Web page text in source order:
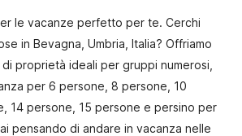
le vacanze perfetto per te. Cerchi
in Bevagna, Umbria, Italia? Offriamo
proprietà ideali per gruppi numerosi,
per 6 persone, 8 persone, 10
14 persone, 15 persone e persino per
pensando di andare in vacanza nelle